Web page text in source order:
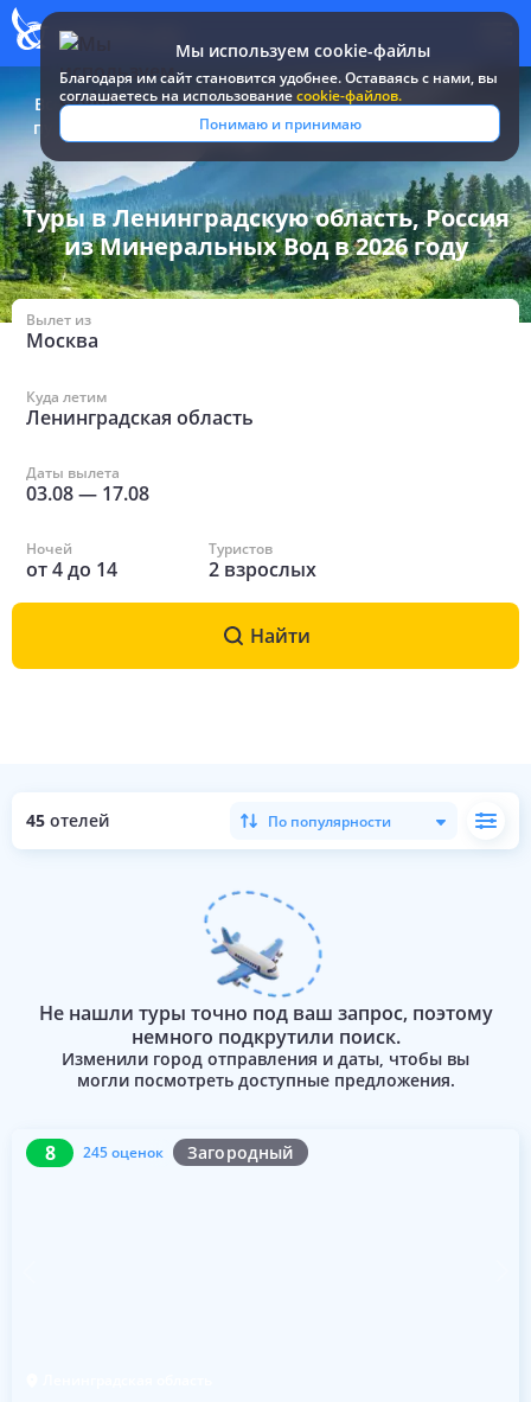
Мы используем cookie-файлы
Благодаря им сайт становится удобнее. Оставаясь c нами, вы
соглашаетесь на использованиеcookie-файлов.
Понимаю и принимаю
Все туры и
путевки
Россия /
в Ленинградской области из
Минеральных Вод
Туры в Ленинградскую область, Россия
из Минеральных Вод в 2026 году
Вылет из
Москва
Куда летим
Ленинградская область
Даты вылета
03.08— 17.08
Ночей
от4до 14
Туристов
2 взрослых
Найти
45 отелей По популярности
Не нашли туры точно под ваш запрос, поэтому
немного подкрутили поиск.
Изменили город отправления и даты, чтобы вы
могли посмотреть доступные предложения.
8 245 оценок Загородный
8 245 оценок